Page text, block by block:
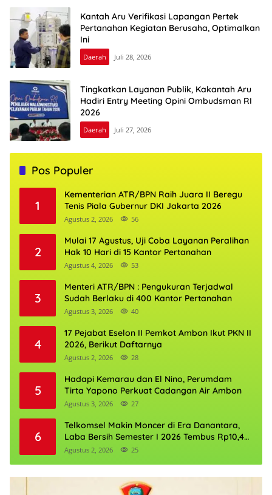
Kantah Aru Verifikasi Lapangan Pertek
Pertanahan Kegiatan Berusaha, Optimalkan
Ini
Daerah Juli 28, 2026
Tingkatkan Layanan Publik, Kakantah Aru
Hadiri Entry Meeting Opini Ombudsman RI
2026
Daerah Juli 27, 2026
Pos Populer
1
Kementerian ATR/BPN Raih Juara II Beregu
Tenis Piala Gubernur DKI Jakarta 2026
Agustus 2, 2026 56
2
Mulai 17 Agustus, Uji Coba Layanan Peralihan
Hak 10 Hari di 15 Kantor Pertanahan
Agustus 4, 2026 53
3
Menteri ATR/BPN : Pengukuran Terjadwal
Sudah Berlaku di 400 Kantor Pertanahan
Agustus 3, 2026 40
4
17 Pejabat Eselon II Pemkot Ambon Ikut PKN II
2026, Berikut Daftarnya
Agustus 2, 2026 28
5
Hadapi Kemarau dan El Nino, Perumdam
Tirta Yapono Perkuat Cadangan Air Ambon
Agustus 3, 2026 27
6
Telkomsel Makin Moncer di Era Danantara,
Laba Bersih Semester I 2026 Tembus Rp10,4
Triliun
Agustus 2, 2026 25